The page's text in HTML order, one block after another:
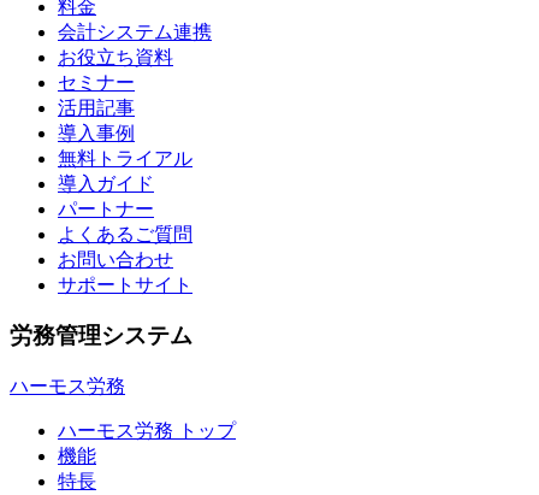
料金
会計システム連携
お役立ち資料
セミナー
活用記事
導入事例
無料トライアル
導入ガイド
パートナー
よくあるご質問
お問い合わせ
サポートサイト
労務管理システム
ハーモス労務
ハーモス労務 トップ
機能
特長